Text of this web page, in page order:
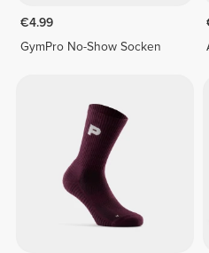
€4.99
GymPro No-Show Socken